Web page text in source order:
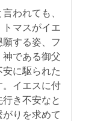
われても、
マスがイエ
する姿、フ
である御父
に駆られた
イエスに付
き不安なと
りを求めて